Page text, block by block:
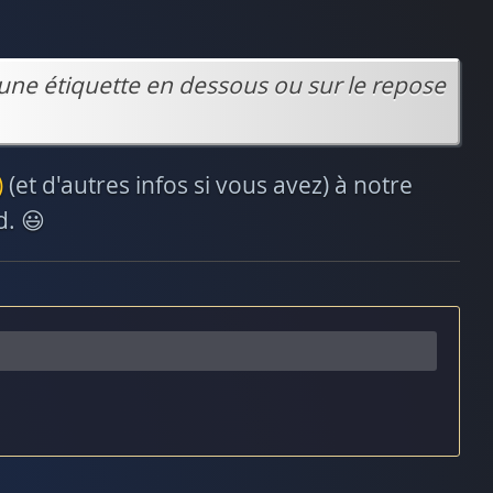
étiquette en dessous ou sur le repose
(et d'autres infos si vous avez) à notre
😃